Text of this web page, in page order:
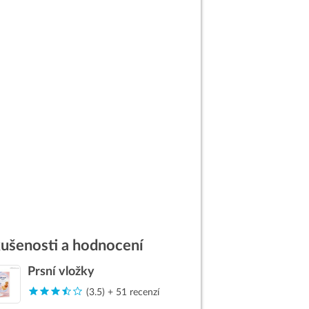
a hodnocení
Prsní vložky
(3.5) + 51 recenzí